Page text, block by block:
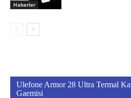
Haberler
Ulefone Armor 28 Ultra Termal
Gaemisi